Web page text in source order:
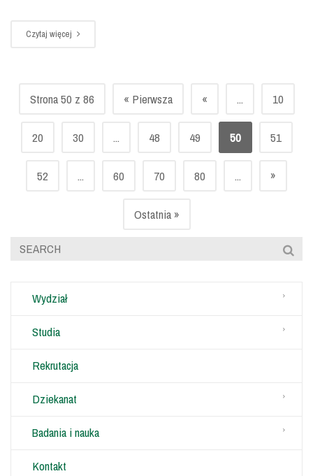
Czytaj więcej
Strona 50 z 86 « Pierwsza « ... 10
20 30 ... 48 49 50 51
52 ... 60 70 80 ... »
Ostatnia »
Wydział
Studia
Rekrutacja
Dziekanat
Badania i nauka
Kontakt